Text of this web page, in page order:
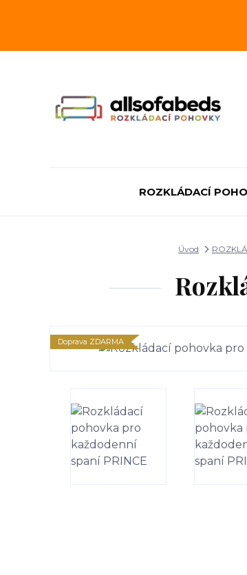
ROZKLÁDACÍ
Úvod
Doprava ZDARMA